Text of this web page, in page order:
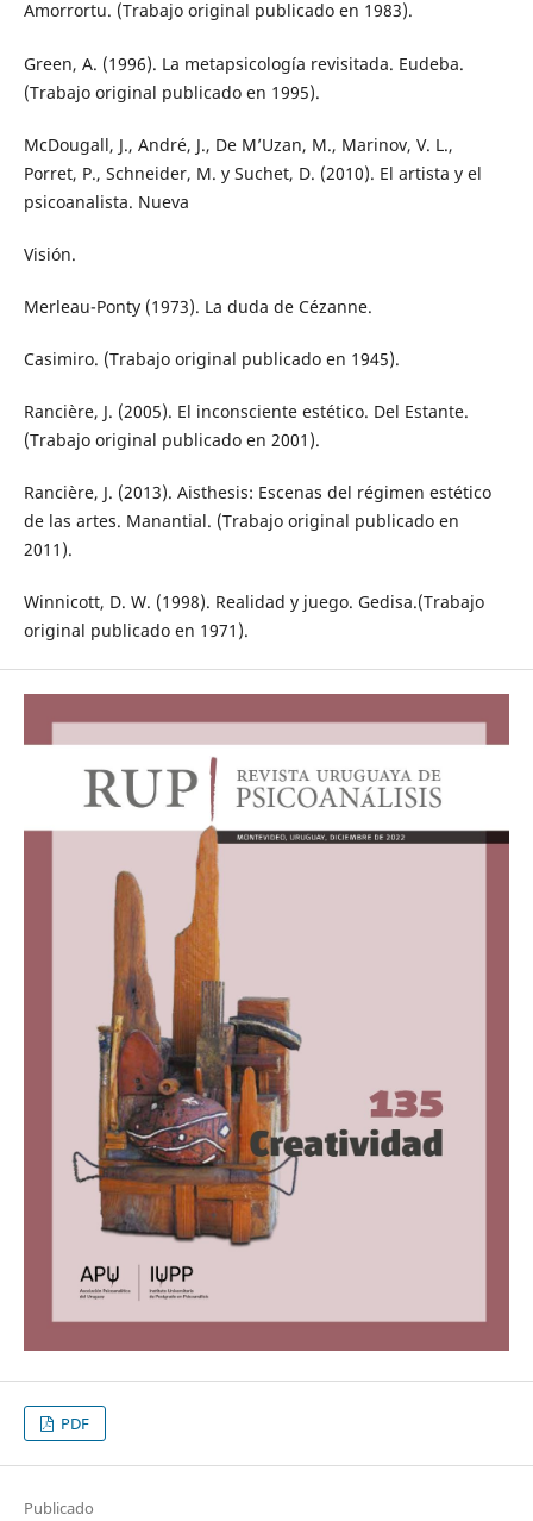
Amorrortu. (Trabajo original publicado en 1983).
Green, A. (1996). La metapsicología revisitada. Eudeba.
(Trabajo original publicado en 1995).
McDougall, J., André, J., De M’Uzan, M., Marinov, V. L.,
Porret, P., Schneider, M. y Suchet, D. (2010). El artista y el
psicoanalista. Nueva
Visión.
Merleau-Ponty (1973). La duda de Cézanne.
Casimiro. (Trabajo original publicado en 1945).
Rancière, J. (2005). El inconsciente estético. Del Estante.
(Trabajo original publicado en 2001).
Rancière, J. (2013). Aisthesis: Escenas del régimen estético
de las artes. Manantial. (Trabajo original publicado en
2011).
Winnicott, D. W. (1998). Realidad y juego. Gedisa.(Trabajo
original publicado en 1971).
PDF
Publicado